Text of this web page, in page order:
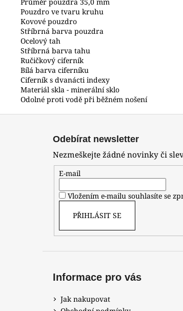
Pouzdro ve tvaru kruhu
Kovové pouzdro
Stříbrná barva pouzdra
Ocelový tah
Stříbrná barva tahu
Ručičkový ciferník
Bílá barva ciferníku
Ciferník s dvanácti indexy
Materiál skla - minerální sklo
Odolné proti vodě při běžném nošení
Odebírat newsletter
Nezmeškejte žádné novinky či
E-mail
Vložením e-mailu souhlasíte se
PŘIHLÁSIT SE
Informace pro vás
Jak nakupovat